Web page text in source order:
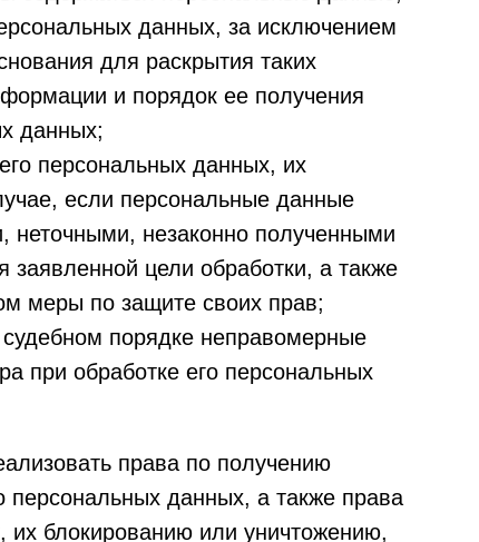
данных, за исключением
для раскрытия таких
и порядок ее получения
данных;
персональных данных, их
если персональные данные
незаконно полученными
цели обработки, а также
меры по защите своих прав;
порядке неправомерные
при обработке его персональных
права по получению
данных, а также права
их блокированию или уничтожению,